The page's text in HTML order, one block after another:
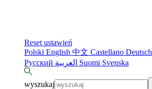
Reset ustawień
Polski English 中文 Castellano Deutsch
Русский
Suomi Svenska
wyszukaj